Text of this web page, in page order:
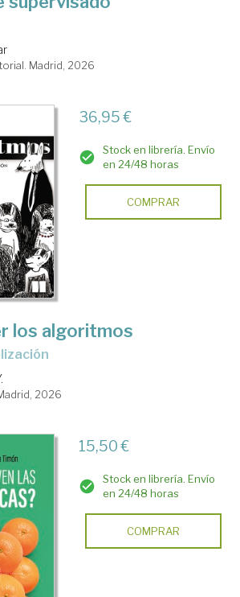
Madrid, 2026
36,95 €
Stock en librería. Envío
en 24/48 horas
COMPRAR
los algoritmos
2026
15,50 €
Stock en librería. Envío
en 24/48 horas
COMPRAR